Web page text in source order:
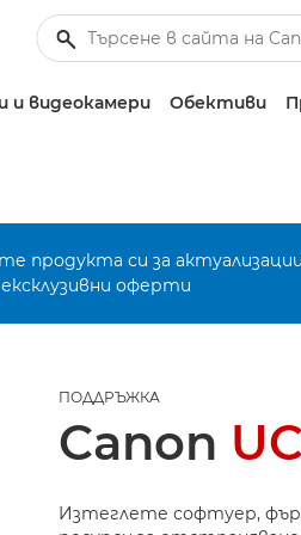
видеокамери Обективи
продукта си за
оферти
ПОДДРЪЖКА
Canon
Изтеглете софтуер,